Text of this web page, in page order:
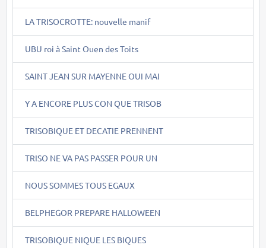
LA TRISOCROTTE: nouvelle manif
UBU roi à Saint Ouen des Toits
SAINT JEAN SUR MAYENNE OUI MAI
Y A ENCORE PLUS CON QUE TRISOB
TRISOBIQUE ET DECATIE PRENNENT
TRISO NE VA PAS PASSER POUR UN
NOUS SOMMES TOUS EGAUX
BELPHEGOR PREPARE HALLOWEEN
TRISOBIQUE NIQUE LES BIQUES